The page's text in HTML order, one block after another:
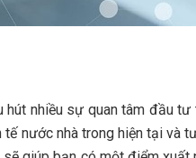
nhiều sự quan tâm đầu tư
nước nhà trong hiện tại và